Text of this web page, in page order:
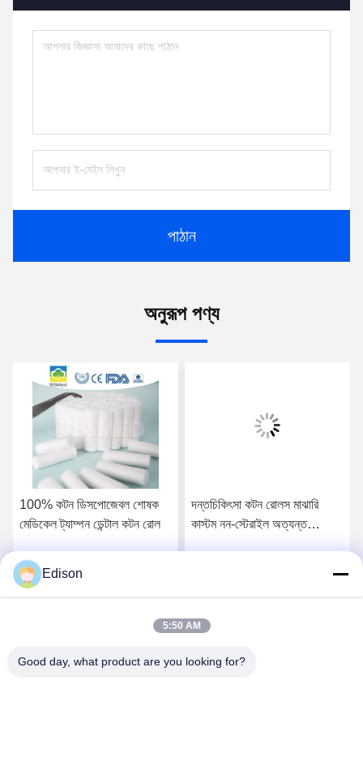
পাঠান
অনুরূপ পণ্য
100% কটন ডিসপোজেবল শোষক
মেডিকেল ট্যাম্পন ডেন্টাল কটন রোল
দন্তচিকিৎসা কটন রোলস মাঝারি
কাস্টম নন-স্টেরাইল অত্যন্ত
১০*৩৮মিমি সুস্বাস্থ্য ১০০% খাঁটি
কটন রোলস
Edison
5:50 AM
Good day, what product are you looking for?